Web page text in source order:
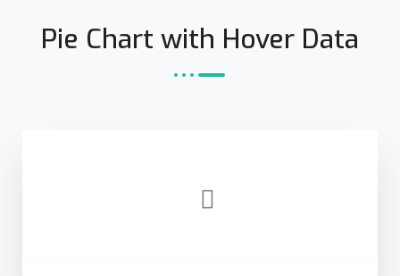
Pie Chart with Hover Data